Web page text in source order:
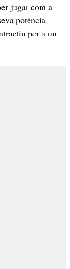
jugar com a
potència
per a un